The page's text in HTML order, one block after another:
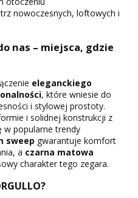
nowoczesnych, loftowych i
nas – miejsca, gdzie
eleganckiego
, które wniesie do
i stylowej prostoty.
i solidnej konstrukcji z
w popularne trendy
sweep gwarantuje komfort
a czarna matowa
charakter tego zegara.